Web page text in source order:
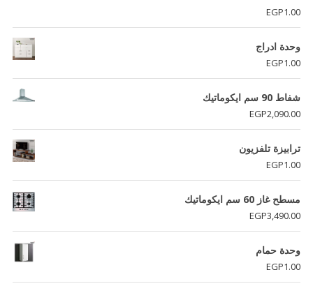
تم التقييم
5.00
من 5
EGP1.00
وحدة ادراج
EGP1.00
شفاط 90 سم ايكوماتيك
EGP2,090.00
ترابيزة تلفزيون
EGP1.00
مسطح غاز 60 سم ايكوماتيك
EGP3,490.00
وحدة حمام
EGP1.00